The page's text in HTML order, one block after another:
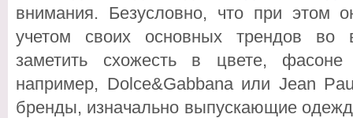
внимания. Безусловно, что при этом
учетом своих основных трендов во
заметить схожесть в цвете,
например, Dolce&Gabbana или Jean
бренды, изначально выпускающие